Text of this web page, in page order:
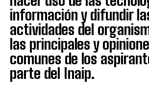
información y difundir
actividades del
las principales y
comunes de los
parte del Inaip.